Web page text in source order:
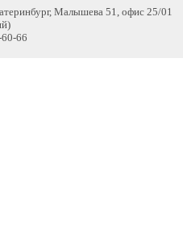
Малышева 51, офис 25/01
66